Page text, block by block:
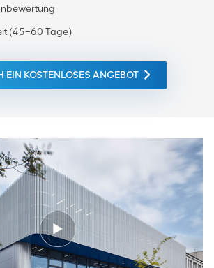
(45–60 Tage)
EIN KOSTENLOSES ANGEBOT